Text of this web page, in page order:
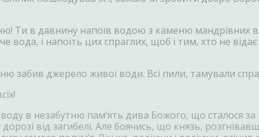
Ти в давнину напоїв водою з каменю мандрівних
і напоїть цих спраглих, щоб і тим, хто не
забив джерело живої води. Всі пили, тамували
в незабутню пам’ять дива Божого, що сталося
від загибелі. Але боячись, що князь,